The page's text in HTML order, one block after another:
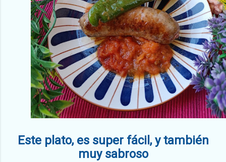
Este plato, es super fácil, y también
muy sabroso